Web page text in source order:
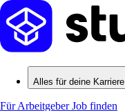
Alles für deine Karriere
Für ArbeitgeberJob finden